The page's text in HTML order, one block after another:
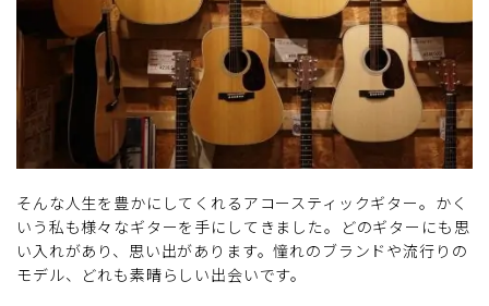
そんな人生を豊かにしてくれるアコースティックギター。かく
いう私も様々なギターを手にしてきました。どのギターにも思
い入れがあり、思い出があります。憧れのブランドや流行りの
モデル、どれも素晴らしい出会いです。